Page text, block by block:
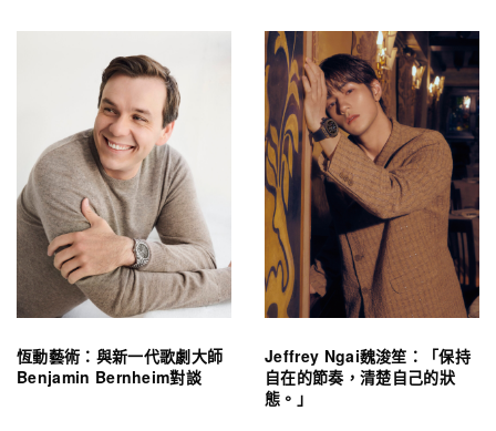
恆動藝術：與新一代歌劇大師
Benjamin Bernheim對談
Jeffrey Ngai魏浚笙：「保持
自在的節奏，清楚自己的狀
態。」